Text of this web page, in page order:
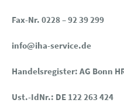
Fax-Nr. 0228 – 92 39 299
info@iha-service.de
Handelsregister: AG Bonn
Ust.-IdNr.: DE 122 263 424